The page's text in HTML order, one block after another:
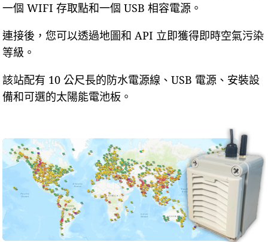
一個 WIFI 存取點和一個 USB 相容電源。
連接後，您可以透過地圖和 API 立即獲得即時空氣污染
等級。
該站配有 10 公尺長的防水電源線、USB 電源、安裝設
備和可選的太陽能電池板。